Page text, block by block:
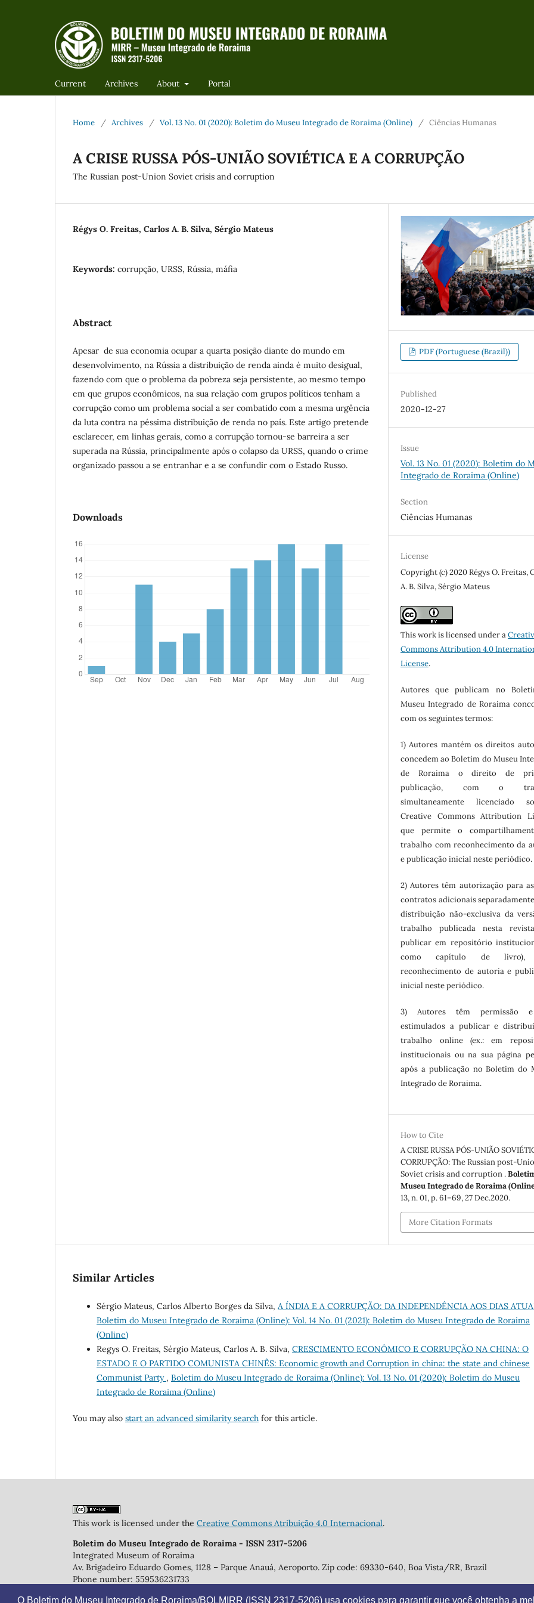
O Boletim do Museu Integrado de Roraima/BOLMIRR (ISSN 2317-5206) usa cookies para garantir que você obtenha a
Current Archives About Portal
Home / Archives / Vol. 13 No. 01 (2020): Boletim do Museu Integrado de Roraima (Online) / Ciências Humanas
A CRISE RUSSA PÓS-UNIÃO SOVIÉTICA E A CORRUPÇÃO
The Russian post-Union Soviet crisis and corruption
Régys O. Freitas, Carlos A. B. Silva, Sérgio Mateus
Keywords: corrupção, URSS, Rússia, máfia
Abstract
Apesar de sua economia ocupar a quarta posição diante do mundo em
desenvolvimento, na Rússia a distribuição de renda ainda é muito desigual,
fazendo com que o problema da pobreza seja persistente, ao mesmo tempo
em que grupos econômicos, na sua relação com grupos políticos tenham a
corrupção como um problema social a ser combatido com a mesma urgência
da luta contra na péssima distribuição de renda no país. Este artigo pretende
esclarecer, em linhas gerais, como a corrupção tornou-se barreira a ser
superada na Rússia, principalmente após o colapso da URSS, quando o crime
organizado passou a se entranhar e a se confundir com o Estado Russo.
Downloads
PDF (Portuguese (Brazil))
Published
2020-12-27
Issue
Vol. 13 No. 01 (2020): Boletim do
Integrado de Roraima (Online)
Section
Ciências Humanas
License
Copyright (c) 2020 Régys O. Freitas,
A. B. Silva, Sérgio Mateus
This work is licensed under a
Commons Attribution 4.0
License.
Autores que publicam no
Museu Integrado de Roraima
com os seguintes termos:
1) Autores mantém os direitos
concedem ao Boletim do Museu
de Roraima o direito de
publicação, com o
simultaneamente licenciado
Creative Commons Attribution
que permite o
trabalho com reconhecimento da
e publicação inicial neste periódico.
2) Autores têm autorização para
contratos adicionais
distribuição não-exclusiva da
trabalho publicada nesta
publicar em repositório
como capítulo de livro),
reconhecimento de autoria e
inicial neste periódico.
3) Autores têm permissão
estimulados a publicar e
trabalho online (ex.: em
institucionais ou na sua página
após a publicação no Boletim do
Integrado de Roraima.
How to Cite
A CRISE RUSSA PÓS-UNIÃO
CORRUPÇÃO: The Russian post-
Soviet crisis and corruption .
Museu Integrado de Roraima
13, n. 01, p. 61–69, 27 Dec.2020.
More Citation Formats
Similar Articles
Sérgio Mateus, Carlos Alberto Borges da Silva, A ÍNDIA E A CORRUPÇÃO: DA INDEPENDÊNCIA AOS DIAS
Boletim do Museu Integrado de Roraima (Online): Vol. 14 No. 01 (2021): Boletim do Museu Integrado de Roraima
(Online)
Regys O. Freitas, Sérgio Mateus, Carlos A. B. Silva, CRESCIMENTO ECONÔMICO E CORRUPÇÃO NA CHINA: O
ESTADO E O PARTIDO COMUNISTA CHINÊS: Economic growth and Corruption in china: the state and chinese
Communist Party , Boletim do Museu Integrado de Roraima (Online): Vol. 13 No. 01 (2020): Boletim do Museu
Integrado de Roraima (Online)
You may also start an advanced similarity search for this article.
This work is licensed under the Creative Commons Atribuição 4.0 Internacional.
Boletim do Museu Integrado de Roraima - ISSN 2317-5206
Integrated Museum of Roraima
Av. Brigadeiro Eduardo Gomes, 1128 – Parque Anauá, Aeroporto. Zip code: 69330-640, Boa Vista/RR, Brazil
Phone number: 559536231733